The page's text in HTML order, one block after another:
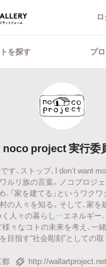
を探す プ
noco project 実行委
す、ストップ、I don’t want
ルリ族の言葉。ノコプロジ
、「家を建てる」というワク
の人々を知る。そして、家
人々の暮らし…エネルギー、
様々なコトの未来を考え、一
目指す“社会彫刻”としての取
http://